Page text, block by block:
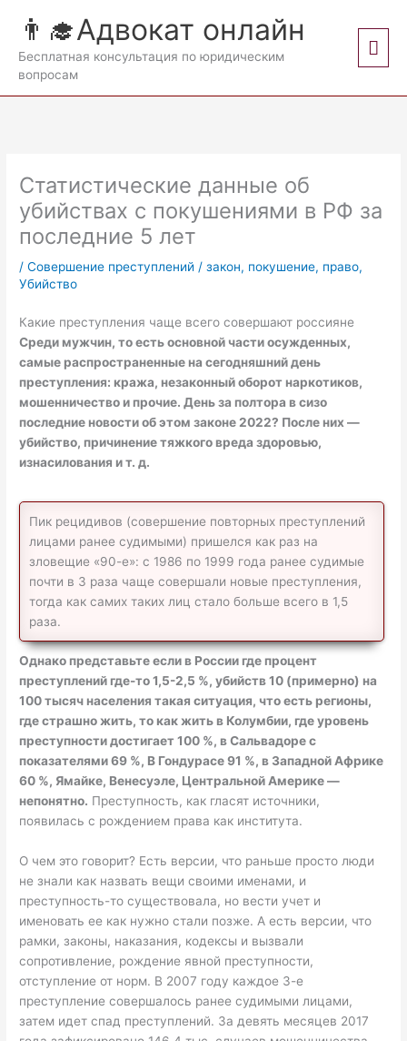
содержимому
👨‍🎓Адвокат онлайн
Бесплатная консультация по юридическим
вопросам
Статистические данные об
убийствах с покушениями в РФ за
последние 5 лет
/Совершение преступлений /закон, покушение, право,
Убийство
Какие преступления чаще всего совершают россияне
Среди мужчин, то есть основной части осужденных,
самые распространенные на сегодняшний день
преступления: кража, незаконный оборот наркотиков,
мошенничество и прочие. День за полтора в сизо
последние новости об этом законе 2022? После них —
убийство, причинение тяжкого вреда здоровью,
изнасилования и т. д.
Пик рецидивов (совершение повторных преступлений
лицами ранее судимыми) пришелся как раз на
зловещие «90-е»: с 1986 по 1999 года ранее судимые
почти в 3 раза чаще совершали новые преступления,
тогда как самих таких лиц стало больше всего в 1,5
раза.
Однако представьте если в России где процент
преступлений где-то 1,5-2,5 %, убийств 10 (примерно) на
100 тысяч населения такая ситуация, что есть регионы,
где страшно жить, то как жить в Колумбии, где уровень
преступности достигает 100 %, в Сальвадоре с
показателями 69 %, В Гондурасе 91 %, в Западной Африке
60 %, Ямайке, Венесуэле, Центральной Америке —
непонятно. Преступность, как гласят источники,
появилась с рождением права как института.
О чем это говорит? Есть версии, что раньше просто люди
не знали как назвать вещи своими именами, и
преступность-то существовала, но вести учет и
именовать ее как нужно стали позже. А есть версии, что
рамки, законы, наказания, кодексы и вызвали
сопротивление, рождение явной преступности,
отступление от норм. В 2007 году каждое 3-е
преступление совершалось ранее судимыми лицами,
затем идет спад преступлений. За девять месяцев 2017